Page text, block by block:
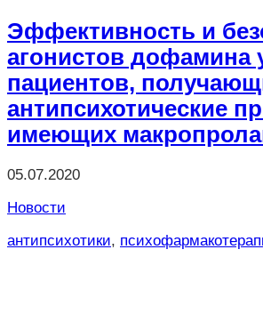
Эффективность и
агонистов дофамина
пациентов,
антипсихотические
имеющих
05.07.2020
Новости
антипсихотики,